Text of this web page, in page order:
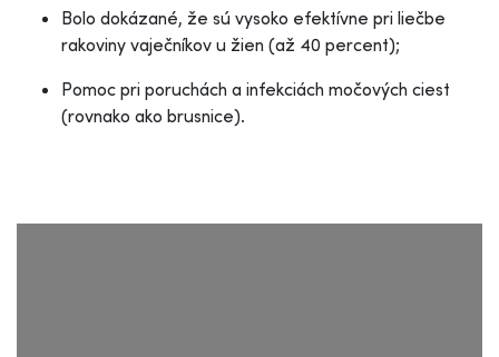
Bolo dokázané, že sú vysoko efektívne pri liečbe
rakoviny vaječníkov u žien (až 40 percent);
Pomoc pri poruchách a infekciách močových ciest
(rovnako ako brusnice).